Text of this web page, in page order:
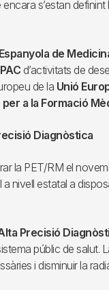
s’estan
de
d’activitats de
de la Unió
a la Formació
Diagnòstica
la PET/RM el
nivell estatal a
Precisió
públic de salut.
i disminuir la